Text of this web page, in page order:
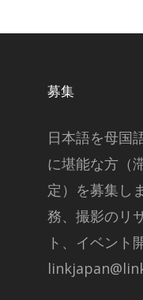
募集
日本語を母国
に堪能な方（
定）を募集し
務、撮影のリ
ト、イベント